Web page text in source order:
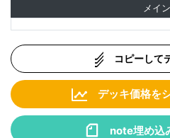
メイン
コピーして
デッキ価格を
note埋め込